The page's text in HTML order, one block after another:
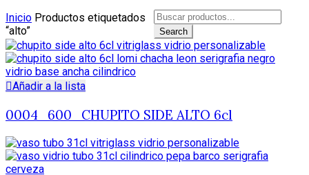
Inicio Productos etiquetados
“alto”
Search
for:
Search
Añadir a la lista
0004_600_CHUPITO SIDE ALTO 6cl